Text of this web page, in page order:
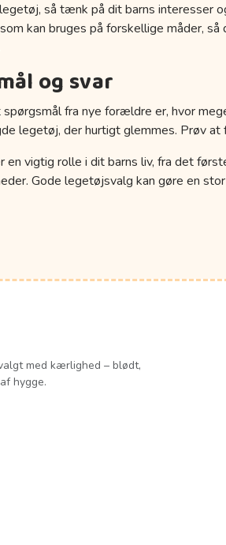
så tænk på dit barns interesser
kan bruges på forskellige måder,
og svar
fra nye forældre er, hvor
legetøj, der hurtigt glemmes. Prøv
en vigtig rolle i dit barns liv, fra det
Gode legetøjsvalg kan gøre en
med kærlighed – blødt,
hygge.